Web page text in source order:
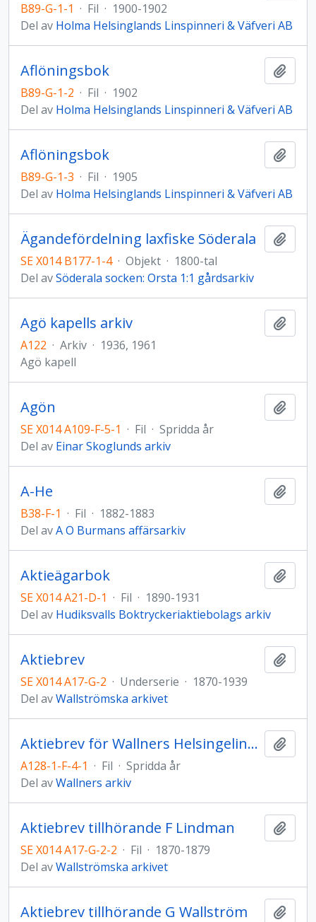
B89-G-1-1 · Fil · 1900-1902
Del av Holma Helsinglands Linspinneri & Väfveri AB
Aflöningsbok
B89-G-1-2 · Fil · 1902
Del av Holma Helsinglands Linspinneri & Väfveri AB
Aflöningsbok
B89-G-1-3 · Fil · 1905
Del av Holma Helsinglands Linspinneri & Väfveri AB
Ägandefördelning laxfiske Söderala
SE X014 B177-1-4 · Objekt · 1800-tal
Del avSöderala socken: Orsta 1:1 gårdsarkiv
Agö kapells arkiv
A122 · Arkiv · 1936, 1961
Agö kapell
Agön
SE X014 A109-F-5-1 · Fil · Spridda år
Del av Einar Skoglunds arkiv
A-He
B38-F-1 · Fil · 1882-1883
Del avA O Burmans affärsarkiv
Aktieägarbok
SE X014 A21-D-1 · Fil · 1890-1931
Del av Hudiksvalls Boktryckeriaktiebolags arkiv
Aktiebrev
SE X014 A17-G-2 · Underserie · 1870-1939
Del avWallströmska arkivet
Aktiebrev för Wallners Helsingelinne-Industri Aktiebolag
A128-1-F-4-1 · Fil · Spridda år
Del avWallners arkiv
Aktiebrev tillhörande F Lindman
SE X014 A17-G-2-2 · Fil · 1870-1879
Del avWallströmska arkivet
Aktiebrev tillhörande G Wallström